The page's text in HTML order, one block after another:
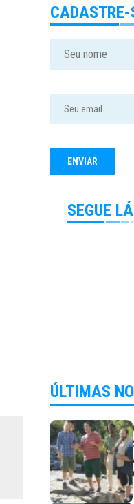
CADASTRE-
SEGUE LÁ
ÚLTIMAS